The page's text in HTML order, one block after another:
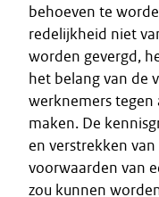
behoeven te
redelijkheid niet
worden gevergd,
het belang van de
werknemers
maken. De
en verstrekken
voorwaarden van
zou kunnen